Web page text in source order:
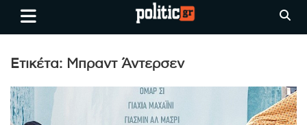
Skip
Ειδήσεις απο τη
Θεσσαλονίκη, την Ελλάδα και
όλο τον Κόσμο
politic.gr
Ετικέτα: Μπραντ Άντερσεν